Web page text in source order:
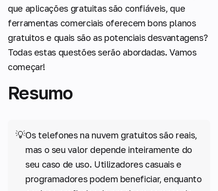
que aplicações gratuitas são confiáveis, que
ferramentas comerciais oferecem bons planos
gratuitos e quais são as potenciais desvantagens?
Todas estas questões serão abordadas. Vamos
começar!
Resumo
💡Os telefones na nuvem gratuitos são reais,
mas o seu valor depende inteiramente do
seu caso de uso. Utilizadores casuais e
programadores podem beneficiar, enquanto